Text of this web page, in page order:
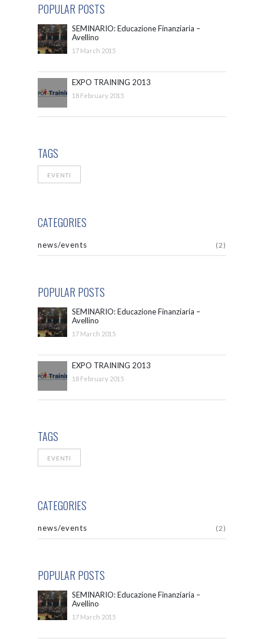
POPULAR POSTS
SEMINARIO: Educazione Finanziaria –
Avellino
17 March 2015
EXPO TRAINING 2013
18 February 2015
TAGS
EVENTI
CATEGORIES
news/events (2)
POPULAR POSTS
SEMINARIO: Educazione Finanziaria –
Avellino
17 March 2015
EXPO TRAINING 2013
18 February 2015
TAGS
EVENTI
CATEGORIES
news/events (2)
POPULAR POSTS
SEMINARIO: Educazione Finanziaria –
Avellino
17 March 2015